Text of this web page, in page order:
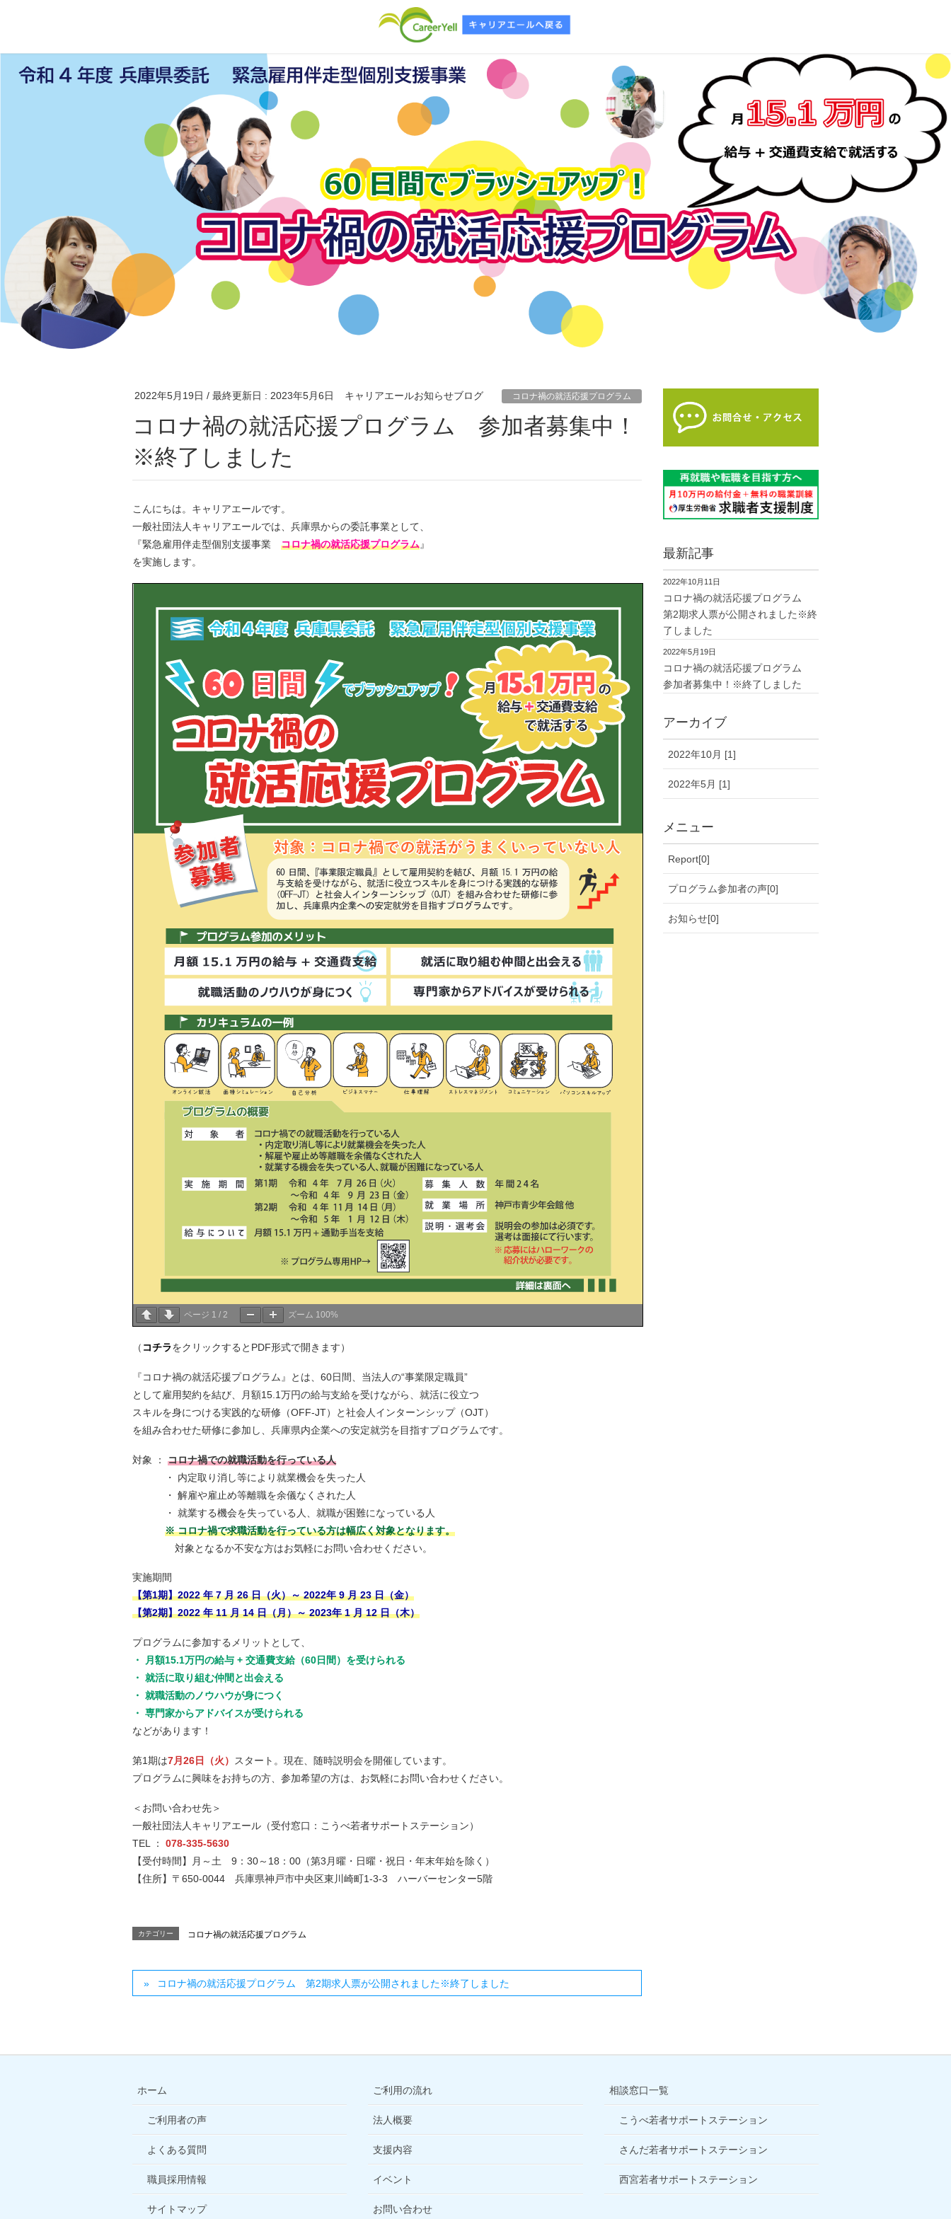
2022年5月19日 / 最終更新日 : 2023年5月6日 キャリアエールお知らせブログ コロナ禍の就活応援プログラム
コロナ禍の就活応援プログラム 参加者募集中！
※終了しました
こんにちは。キャリアエールです。
一般社団法人キャリアエールでは、兵庫県からの委託事業として、
『緊急雇用伴走型個別支援事業 コロナ禍の就活応援プログラム』
を実施します。
ページ 1 / 2 ズーム 100%
（ コチラをクリックするとPDF形式で開きます）
『コロナ禍の就活応援プログラム』とは、60日間、当法人の“事業限定職員”
として雇用契約を結び、月額15.1万円の給与支給を受けながら、就活に役立つ
スキルを身につける実践的な研修（OFF-JT）と社会人インターンシップ（OJT）
を組み合わせた研修に参加し、兵庫県内企業への安定就労を目指すプログラムです。
対象 ： コロナ禍での就職活動を行っている人
・ 内定取り消し等により就業機会を失った人
・ 解雇や雇止め等離職を余儀なくされた人
・ 就業する機会を失っている人、就職が困難になっている人
※ コロナ禍で求職活動を行っている方は幅広く対象となります。
対象となるか不安な方はお気軽にお問い合わせください。
実施期間
【第1期】2022 年 7 月 26 日（火）～ 2022年 9 月 23 日（金）
【第2期】2022 年 11 月 14 日（月）～ 2023年 1 月 12 日（木）
プログラムに参加するメリットとして、
・ 月額15.1万円の給与 + 交通費支給（60日間）を受けられる
・ 就活に取り組む仲間と出会える
・ 就職活動のノウハウが身につく
・ 専門家からアドバイスが受けられる
などがあります！
第1期は7月26日（火）
スタート。現在、随時説明会を開催しています。
プログラムに興味をお持ちの方、参加希望の方は、お気軽にお問い合わせください。
＜お問い合わせ先＞
一般社団法人キャリアエール（受付窓口：こうべ若者サポートステーション）
TEL ：
078-335-5630
【受付時間】月～土 9：30～18：00（第3月曜・日曜・祝日・年末年始を除く）
【住所】〒650-0044 兵庫県神戸市中央区東川崎町1-3-3 ハーバーセンター5階
カテゴリー コロナ禍の就活応援プログラム
コロナ禍の就活応援プログラム 第2期求人票が公開されました※終了しました
最新記事
2022年10月11日
コロナ禍の就活応援プログラム
第2期求人票が公開されました※終
了しました
2022年5月19日
コロナ禍の就活応援プログラム
参加者募集中！※終了しました
アーカイブ
2022年10月 [1]
2022年5月 [1]
メニュー
Report[0]
プログラム参加者の声[0]
お知らせ[0]
ホーム
ご利用者の声
よくある質問
職員採用情報
サイトマップ
ご利用の流れ
法人概要
支援内容
イベント
お問い合わせ
相談窓口一覧
こうべ若者サポートステーション
さんだ若者サポートステーション
西宮若者サポートステーション